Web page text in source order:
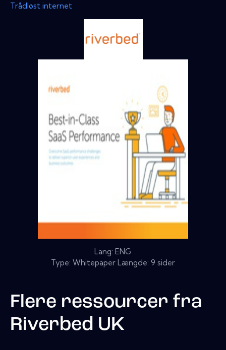
Trådløst internet
Lang: ENG
Type: Whitepaper Længde: 9 sider
Flere ressourcer fra
Riverbed UK